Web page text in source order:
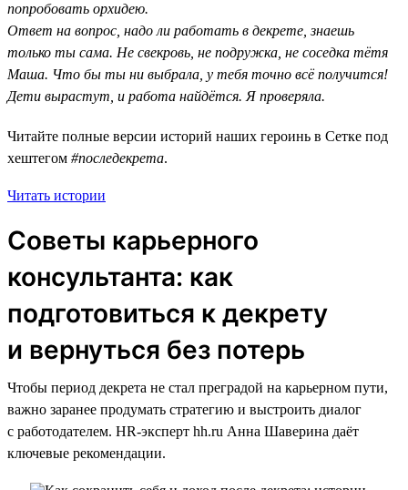
попробовать орхидею.
Ответ на вопрос, надо ли работать в декрете, знаешь
только ты сама. Не свекровь, не подружка, не соседка тётя
Маша. Что бы ты ни выбрала, у тебя точно всё получится!
Дети вырастут, и работа найдётся. Я проверяла.
Читайте полные версии историй наших героинь в Сетке под
хештегом #последекрета.
Читать истории
Советы карьерного
консультанта: как
подготовиться к декрету
и вернуться без потерь
Чтобы период декрета не стал преградой на карьерном пути,
важно заранее продумать стратегию и выстроить диалог
с работодателем. HR-эксперт hh.ru Анна Шаверина даёт
ключевые рекомендации.